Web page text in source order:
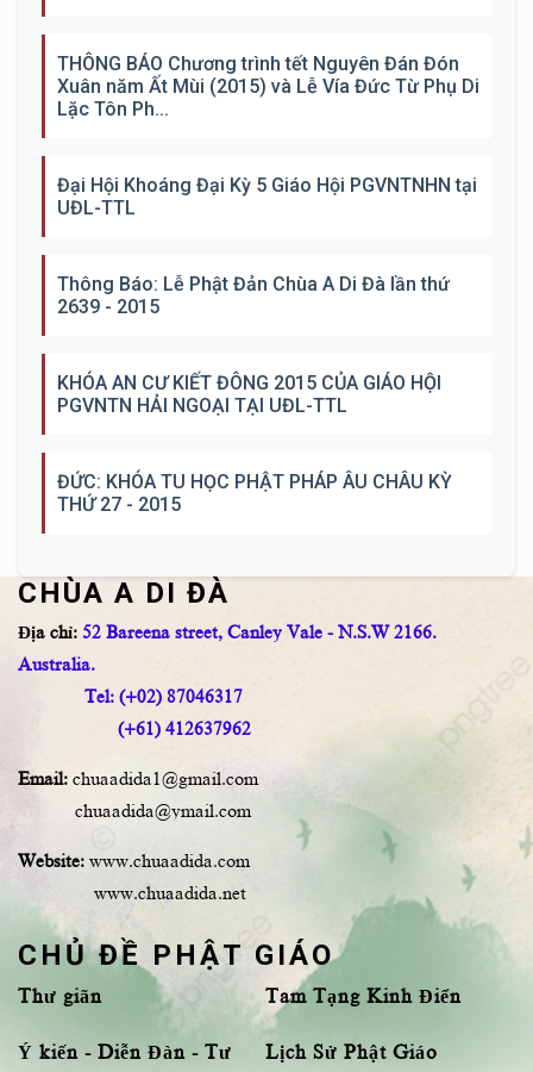
THÔNG BÁO Chương trình tết Nguyên Đán Đón
Xuân năm Ất Mùi (2015) và Lễ Vía Đức Từ Phụ Di
Lặc Tôn Ph...
Đại Hội Khoáng Đại Kỳ 5 Giáo Hội PGVNTNHN tại
UĐL-TTL
Thông Báo: Lễ Phật Đản Chùa A Di Đà lần thứ
2639 - 2015
KHÓA AN CƯ KIẾT ĐÔNG 2015 CỦA GIÁO HỘI
PGVNTN HẢI NGOẠI TẠI UĐL-TTL
ĐỨC: KHÓA TU HỌC PHẬT PHÁP ÂU CHÂU KỲ
THỨ 27 - 2015
CHÙA A DI ĐÀ
Địa chỉ: 52 Bareena street, Canley Vale - N.S.W 2166.
Australia.
Tel: (+02) 87046317
(+61) 412637962
Email: chuaadida1@gmail.com
chuaadida@ymail.com
Website: www.chuaadida.com
www.chuaadida.net
CHỦ ĐỀ PHẬT GIÁO
Thư giãn
Ý kiến - Diễn Đàn - Tư
Tam Tạng Kinh Điển
Lịch Sử Phật Giáo